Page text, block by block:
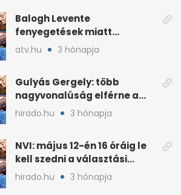
Balogh Levente
fenyegetések miatt
lemondta erdélyi előadás-
atv.hu 3 hónapja
Gulyás Gergely: több
nagyvonalúság elférne a
kétharmados győztesekben
hirado.hu 3 hónapja
NVI: május 12-én 16 óráig le
kell szedni a választási
plakátokat
hirado.hu 3 hónapja